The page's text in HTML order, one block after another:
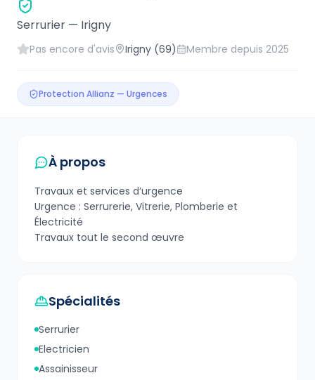
Serrurier — Irigny
Pas encore d'avis Irigny (69) Membre depuis 2025
Protection Allianz — Urgences
À propos
Travaux et services d’urgence
Urgence : Serrurerie, Vitrerie, Plomberie et
Électricité
Travaux tout le second œuvre
Spécialités
Serrurier
Electricien
Assainisseur